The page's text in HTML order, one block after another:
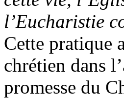
l’Eucharistie
Cette pratique
chrétien dans
promesse du